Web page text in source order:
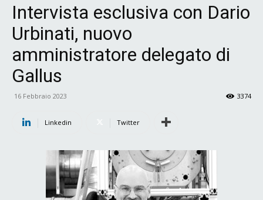
Intervista esclusiva con Dario
Urbinati, nuovo
amministratore delegato di
Gallus
16 Febbraio 2023 3374
Linkedin Twitter